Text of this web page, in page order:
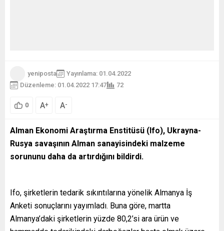
yeniposta
Yayınlama: 01.04.2022
Düzenleme: 01.04.2022 17:47
72
0 A+ A-
Alman Ekonomi Araştırma Enstitüsü (Ifo), Ukrayna-
Rusya savaşının Alman sanayisindeki malzeme
sorununu daha da artırdığını bildirdi.
Ifo, şirketlerin tedarik sıkıntılarına yönelik Almanya İş
Anketi sonuçlarını yayımladı. Buna göre, martta
Almanya’daki şirketlerin yüzde 80,2’si ara ürün ve